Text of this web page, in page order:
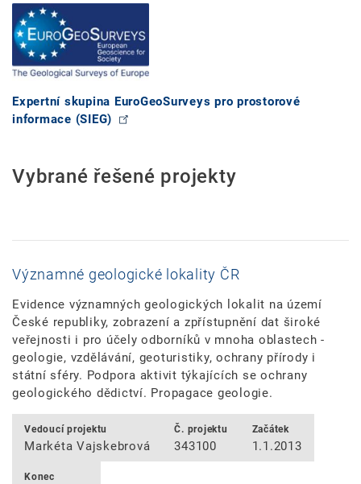
Expertní skupina EuroGeoSurveys pro prostorové
informace (SIEG)
Vybrané řešené projekty
Významné geologické lokality ČR
Evidence významných geologických lokalit na území
České republiky, zobrazení a zpřístupnění dat široké
veřejnosti i pro účely odborníků v mnoha oblastech -
geologie, vzdělávání, geoturistiky, ochrany přírody i
státní sféry. Podpora aktivit týkajících se ochrany
geologického dědictví. Propagace geologie.
Vedoucí projektu
Markéta Vajskebrová
Č. projektu
343100
Začátek
1.1.2013
Konec